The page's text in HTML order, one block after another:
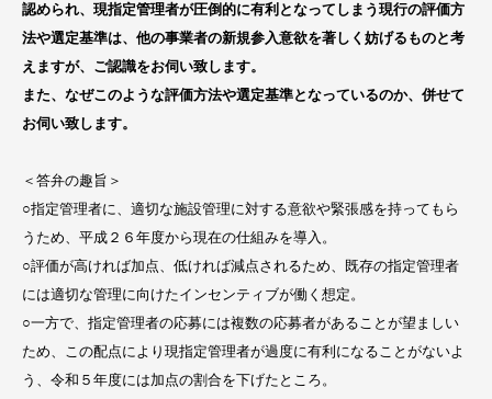
認められ、現指定管理者が圧倒的に有利となってしまう現行の評価方
法や選定基準は、他の事業者の新規参入意欲を著しく妨げるものと考
えますが、ご認識をお伺い致します。
また、なぜこのような評価方法や選定基準となっているのか、併せて
お伺い致します。
＜答弁の趣旨＞
○指定管理者に、適切な施設管理に対する意欲や緊張感を持ってもら
うため、平成２６年度から現在の仕組みを導入。
○評価が高ければ加点、低ければ減点されるため、既存の指定管理者
には適切な管理に向けたインセンティブが働く想定。
○一方で、指定管理者の応募には複数の応募者があることが望ましい
ため、この配点により現指定管理者が過度に有利になることがないよ
う、令和５年度には加点の割合を下げたところ。